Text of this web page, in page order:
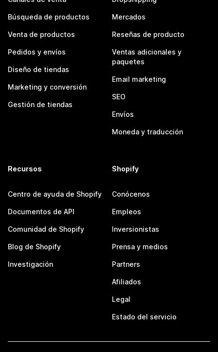
Búsqueda de productos
Venta de productos
Pedidos y envíos
Diseño de tiendas
Marketing y conversión
Gestión de tiendas
Mercados
Reseñas de producto
Ventas adicionales y
paquetes
Email marketing
SEO
Envíos
Moneda y traducción
Recursos
Centro de ayuda de Shopify
Documentos de API
Comunidad de Shopify
Blog de Shopify
Investigación
Shopify
Conócenos
Empleos
Inversionistas
Prensa y medios
Partners
Afiliados
Legal
Estado del servicio